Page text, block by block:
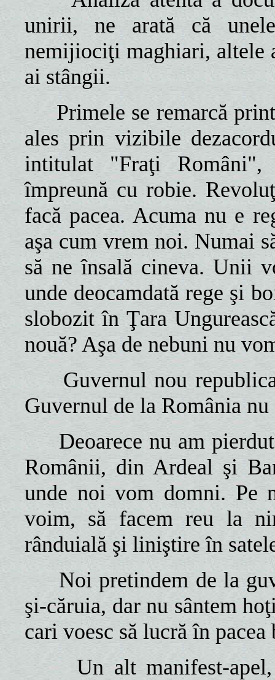
unirii, ne arată că
nemijiociţi maghiari, altele
ai stângii.
Primele se remarcă
ales prin vizibile
intitulat "Fraţi Români",
împreună cu robie.
facă pacea. Acuma nu e
aşa cum vrem noi. Numai
să ne însală cineva. Unii
unde deocamdată rege şi
slobozit în Ţara
nouă? Aşa de nebuni nu
Guvernul nou
Guvernul de la România
Deoarece nu am pierdut
Românii, din Ardeal şi
unde noi vom domni. Pe
voim, să facem reu la
rânduială şi liniştire în
Noi pretindem de la
şi-căruia, dar nu sântem
cari voesc să lucră în
Un alt manifest-apel,